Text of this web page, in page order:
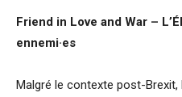
Friend in Love and War –
ennemi·es
Malgré le contexte post-Brexit,